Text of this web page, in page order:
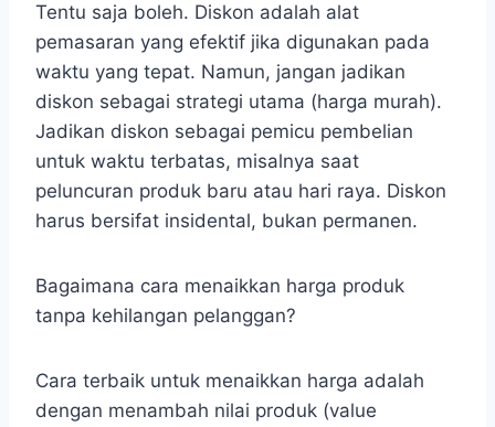
Tentu saja boleh. Diskon adalah alat
pemasaran yang efektif jika digunakan pada
waktu yang tepat. Namun, jangan jadikan
diskon sebagai strategi utama (harga murah).
Jadikan diskon sebagai pemicu pembelian
untuk waktu terbatas, misalnya saat
peluncuran produk baru atau hari raya. Diskon
harus bersifat insidental, bukan permanen.
Bagaimana cara menaikkan harga produk
tanpa kehilangan pelanggan?
Cara terbaik untuk menaikkan harga adalah
dengan menambah nilai produk (value